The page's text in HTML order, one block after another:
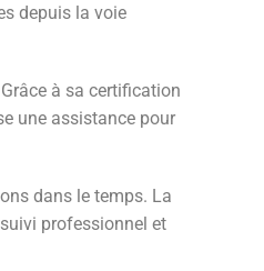
depuis la voie
à sa certification
une assistance pour
dans le temps. La
professionnel et